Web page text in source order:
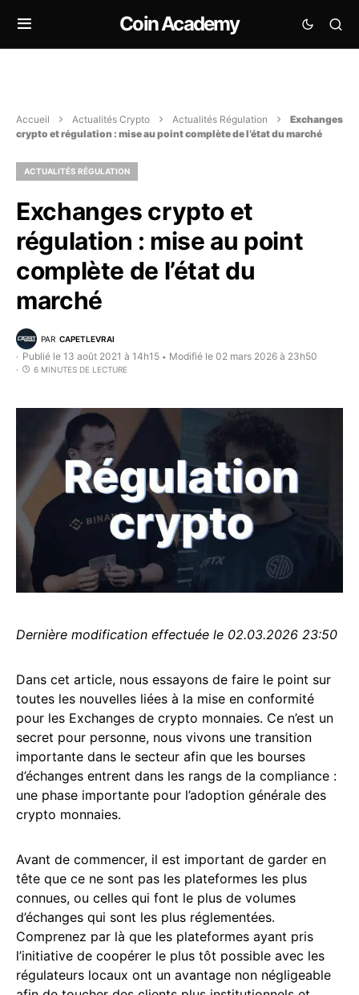
Coin Academy
Accueil Actualités Crypto Actualités Régulation
Exchanges
crypto et régulation : mise au point complète de l’état du marché
ACTUALITÉS RÉGULATION
Exchanges crypto et
régulation : mise au point
complète de l’état du
marché
PAR CAPETLEVRAI
Publié le 13 août 2021 à 14h15 • Modifié le 02 mars 2026 à 23h50
6 MINUTES DE LECTURE
Dernière modification effectuée le 02.03.2026 23:50
Dans cet article, nous essayons de faire le point sur
toutes les nouvelles liées à la mise en conformité
pour les Exchanges de crypto monnaies. Ce n’est un
secret pour personne, nous vivons une transition
importante dans le secteur afin que les bourses
d’échanges entrent dans les rangs de la compliance :
une phase importante pour l’adoption générale des
crypto monnaies.
Avant de commencer, il est important de garder en
tête que ce ne sont pas les plateformes les plus
connues, ou celles qui font le plus de volumes
d’échanges qui sont les plus réglementées.
Comprenez par là que les plateformes ayant pris
l’initiative de coopérer le plus tôt possible avec les
régulateurs locaux ont un avantage non négligeable